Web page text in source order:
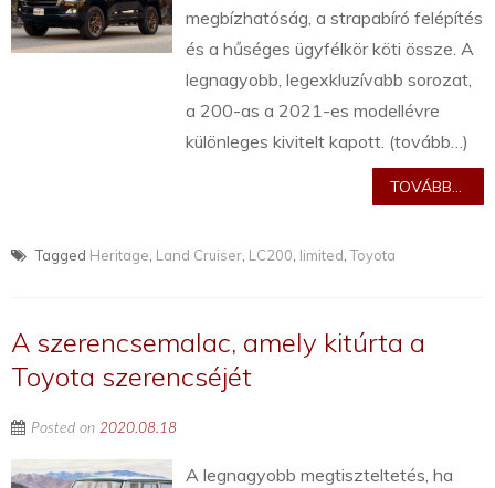
megbízhatóság, a strapabíró felépítés
és a hűséges ügyfélkör köti össze. A
legnagyobb, legexkluzívabb sorozat,
a 200-as a 2021-es modellévre
különleges kivitelt kapott. (tovább…)
TOVÁBB...
Tagged Heritage Land Cruiser LC200 limited ,Toyota
A szerencsemalac, amely kitúrta a
Toyota szerencséjét
Posted on 2020.08.18
A legnagyobb megtiszteltetés, ha